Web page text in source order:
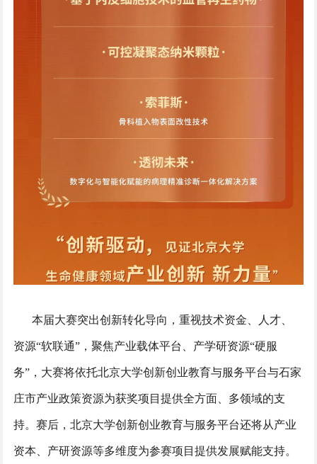
本届大赛突出创新转化导向，重视技术资金、人才、
资源“软联通”，聚焦产业载体平台、产学研资源“硬服
务”，大赛将依托北京大学创新创业教育与服务平台与石家
庄市产业政策资源为获奖项目提供全方面、多领域的支
持。赛后，北京大学创新创业教育与服务平台还将从产业
资本、产研资源等多维度为参赛项目提供发展赋能支持。